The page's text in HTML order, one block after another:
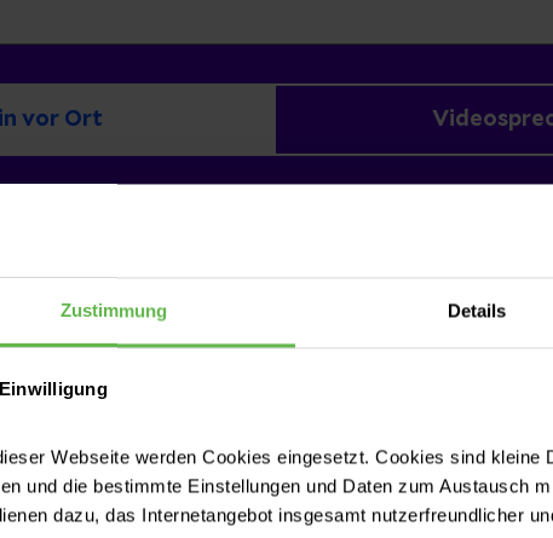
Zustimmung Details
Einwilligung
Webseite werden Cookies eingesetzt. Cookies sind kleine
und die bestimmte Einstellungen und Daten zum Austausch
dazu, das Internetangebot insgesamt nutzerfreundlicher
vor Ort
Rückenschmerzen
Rückenschmerzen
Chronische